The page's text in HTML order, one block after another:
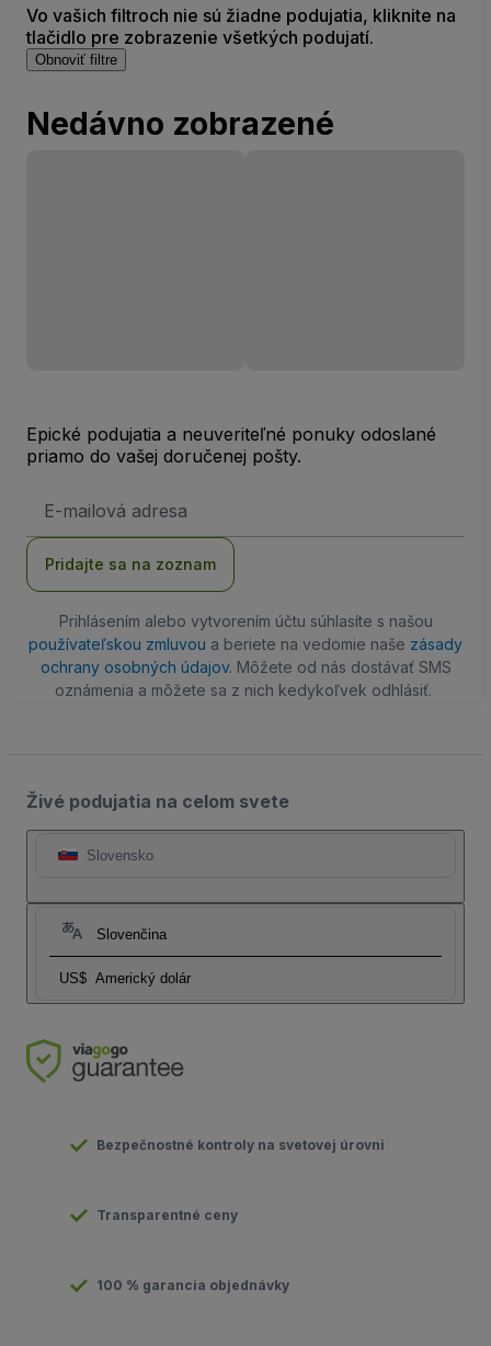
Vo vašich filtroch nie sú žiadne podujatia, kliknite na
tlačidlo pre zobrazenie všetkých podujatí.
Obnoviť filtre
Nedávno zobrazené
Epické podujatia a neuveriteľné ponuky odoslané
priamo do vašej doručenej pošty.
mailová
Pridajte sa na zoznam
Prihlásením alebo vytvorením účtu súhlasíte s našou
používateľskou zmluvou a beriete na vedomie naše zásady
ochrany osobných údajov. Môžete od nás dostávať SMS
oznámenia a môžete sa z nich kedykoľvek odhlásiť.
Živé podujatia na celom svete
Slovensko
Slovenčina
US$ Americký dolár
Bezpečnostné kontroly na svetovej úrovni
Transparentné ceny
100 % garancia objednávky